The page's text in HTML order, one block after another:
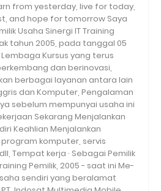
from yesterday, live for today,
and hope for tomorrow Saya
Usaha Sinergi IT Training
tahun 2005, pada tanggal 05
Kursus yang terus
dan berinovasi,
berbagai layanan antara lain
dan Komputer, Pengalaman
sebelum mempunyai usaha ini
Sekarang Menjalankan
Keahlian Menjalankan
komputer, servis
Tempat kerja · Sebagai Pemilik
Pemilik, 2005 - saat ini Me-
sendiri yang beralamat